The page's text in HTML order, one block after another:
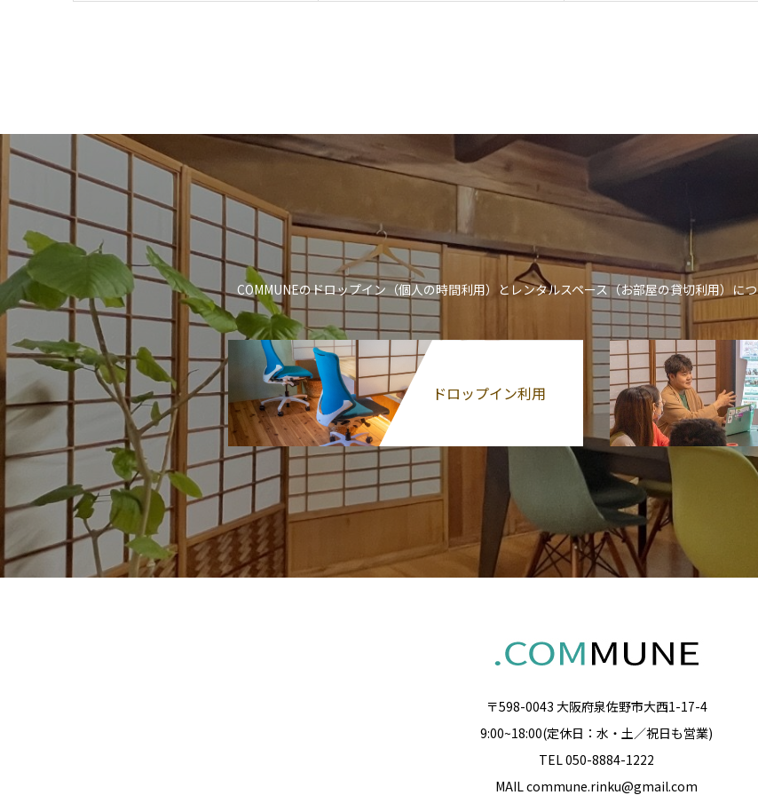
COMMUNEのドロップイン（個人の時間利用）とレンタルスペース（お部屋の貸切利用）に
ドロップイン利用
〒598-0043 大阪府泉佐野市大西1-17-4
9:00~18:00(定休日：水・土／祝日も営業)
TEL 050-8884-1222
MAIL commune.rinku@gmail.com